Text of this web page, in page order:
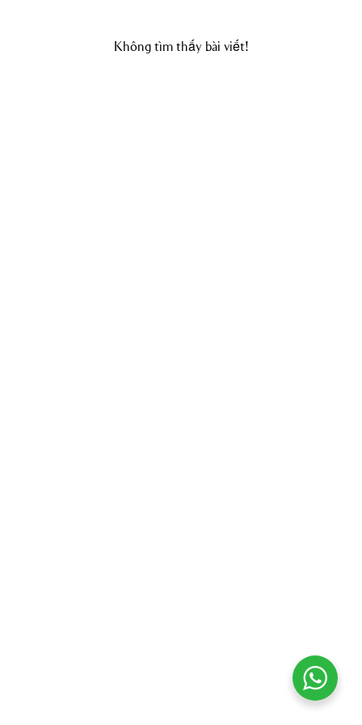
Không tìm thấy bài viết!